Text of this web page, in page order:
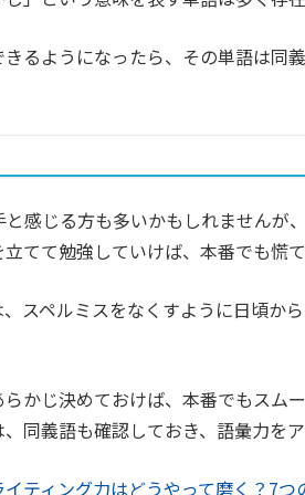
るようになったら、その単語は同
感じる方も多いかもしれませんが
てて勉強していけば、本番でも慌
スペルミスをなくすように日頃か
かじ決めておけば、本番でもスム
同義語も確認しておき、語彙力をア
イティング力はどうやって磨く？7